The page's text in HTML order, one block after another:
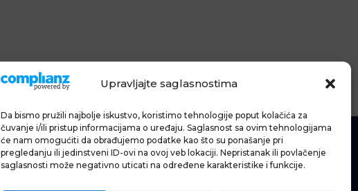
Upravljajte saglasnostima
Da bismo pružili najbolje iskustvo, koristimo tehnologije poput kolačića za
čuvanje i/ili pristup informacijama o uređaju. Saglasnost sa ovim tehnologijama
će nam omogućiti da obrađujemo podatke kao što su ponašanje pri
pregledanju ili jedinstveni ID-ovi na ovoj veb lokaciji. Nepristanak ili povlačenje
saglasnosti može negativno uticati na određene karakteristike i funkcije.
SHOPPING
FOOD &